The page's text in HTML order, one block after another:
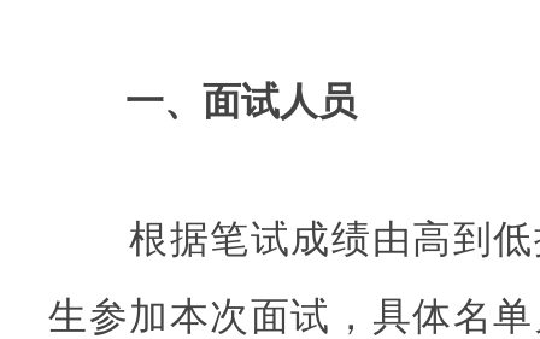
一、面试人员
根据笔试成绩由高到低
生参加本次面试，具体名